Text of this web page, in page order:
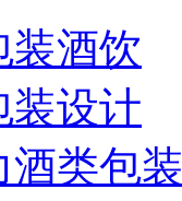
装酒饮
装设计
酒类包装